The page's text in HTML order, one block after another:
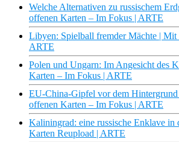
Welche Alternativen zu russischem
offenen Karten – Im Fokus | ARTE
Libyen: Spielball fremder Mächte | Mit
ARTE
Polen und Ungarn: Im Angesicht des
Karten – Im Fokus | ARTE
EU-China-Gipfel vor dem
offenen Karten – Im Fokus | ARTE
Kaliningrad: eine russische Enklave
Karten Reupload | ARTE